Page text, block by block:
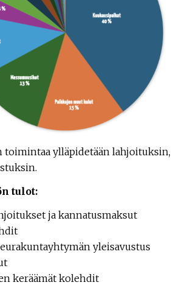
toimintaa ylläpidetään lahjoituksin,
tulot:
ja kannatusmaksut
yleisavustus
keräämät kolehdit